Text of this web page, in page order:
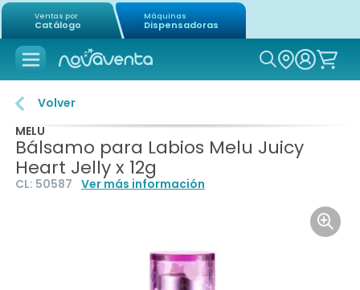
Ventas por
Catálogo
Máquinas
Dispensadoras
Icon of
Volver
MELU
Bálsamo para Labios Melu Juicy
Heart Jelly x 12g
CL: 50587 Ver más información
Icon